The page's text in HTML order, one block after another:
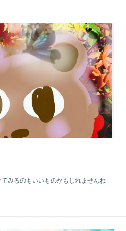
みるのもいいものかもしれませんね